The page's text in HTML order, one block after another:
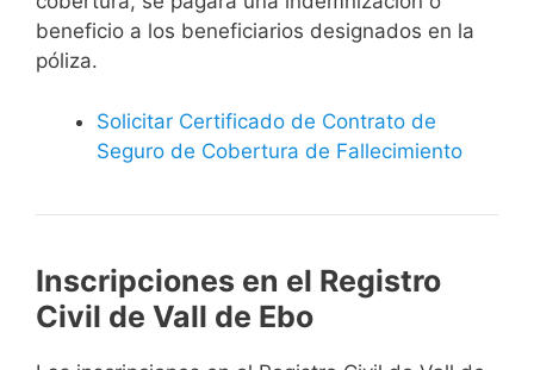
beneficio a los beneficiarios designados en la
póliza.
Solicitar Certificado de Contrato de
Seguro de Cobertura de Fallecimiento
Inscripciones en el Registro
Civil de Vall de Ebo